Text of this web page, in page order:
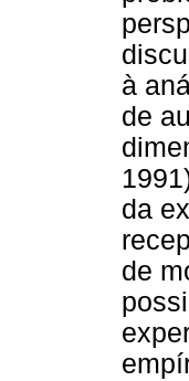
à
de
da
de